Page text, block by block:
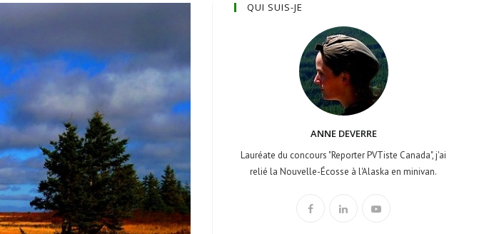
QUI SUIS-JE
ANNE DEVERRE
Lauréate du concours "Reporter PVTiste Canada", j'ai
relié la Nouvelle-Écosse à l'Alaska en minivan.